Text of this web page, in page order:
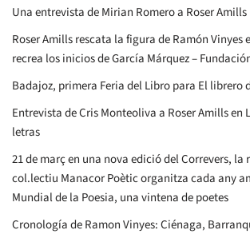
Una entrevista de Mirian Romero a Roser Amills
Roser Amills rescata la figura de Ramón Vinyes
recrea los inicios de García Márquez –
Badajoz, primera Feria del Libro para El librero
Entrevista de Cris Monteoliva a Roser Amills en
letras
21 de març en una nova edició del Correvers, la
col.lectiu Manacor Poètic organitza cada any
Mundial de la Poesia, una vintena de poetes
Cronología de Ramon Vinyes: Ciénaga,